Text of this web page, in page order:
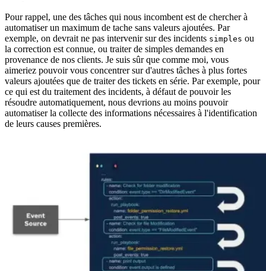
Pour rappel, une des tâches qui nous incombent est de chercher à
automatiser un maximum de tache sans valeurs ajoutées. Par
exemple, on devrait ne pas intervenir sur des incidents simples ou
la correction est connue, ou traiter de simples demandes en
provenance de nos clients. Je suis sûr que comme moi, vous
aimeriez pouvoir vous concentrer sur d'autres tâches à plus fortes
valeurs ajoutées que de traiter des tickets en série. Par exemple, pour
ce qui est du traitement des incidents, à défaut de pouvoir les
résoudre automatiquement, nous devrions au moins pouvoir
automatiser la collecte des informations nécessaires à l'identification
de leurs causes premières.